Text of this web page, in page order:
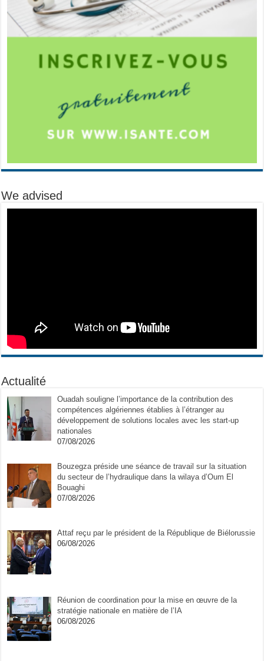
We advised
Actualité
Ouadah souligne l’importance de la contribution des
compétences algériennes établies à l’étranger au
développement de solutions locales avec les start-up
nationales
07/08/2026
Bouzegza préside une séance de travail sur la situation
du secteur de l’hydraulique dans la wilaya d’Oum El
Bouaghi
07/08/2026
Attaf reçu par le président de la République de Biélorussie
06/08/2026
Réunion de coordination pour la mise en œuvre de la
stratégie nationale en matière de l’IA
06/08/2026